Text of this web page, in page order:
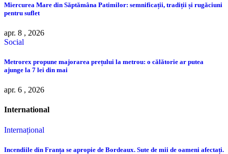
Miercurea Mare din Săptămâna Patimilor: semnificații, tradiții și rugăciuni
pentru suflet
apr. 8 , 2026
Social
Metrorex propune majorarea prețului la metrou: o călătorie ar putea
ajunge la 7 lei din mai
apr. 6 , 2026
International
Internațional
Incendiile din Franța se apropie de Bordeaux. Sute de mii de oameni afectați.